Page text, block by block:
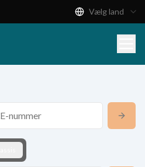
Vælg land